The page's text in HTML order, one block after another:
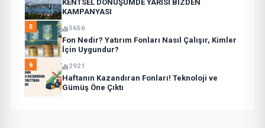
KENTSEL DÖNÜŞÜMDE YARISI BİZDEN
KAMPANYASI
5 3656
Fon Nedir? Yatırım Fonları Nasıl Çalışır, Kimler
İçin Uygundur?
6 2921
Haftanın Kazandıran Fonları! Teknoloji ve
Gümüş Öne Çıktı